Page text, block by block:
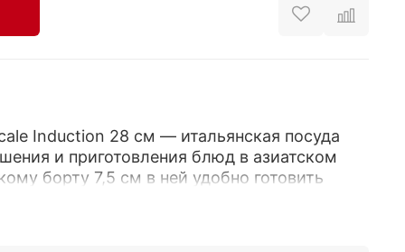
Induction 28 см — итальянская посуда
и приготовления блюд в азиатском
борту 7,5 см в ней удобно готовить
рис, соусы и блюда с большим